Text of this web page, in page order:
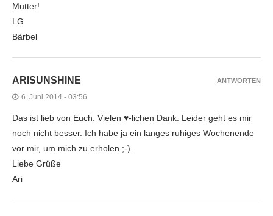
Mutter!
LG
Bärbel
ARISUNSHINE
6. Juni 2014 - 03:56
Das ist lieb von Euch. Vielen ♥-lichen Dank. Leider geht es mir
noch nicht besser. Ich habe ja ein langes ruhiges Wochenende
vor mir, um mich zu erholen ;-).
Liebe Grüße
Ari
ANTWORTEN